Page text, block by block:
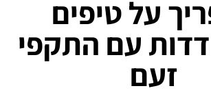
על טיפים
עם התקפי
זעם